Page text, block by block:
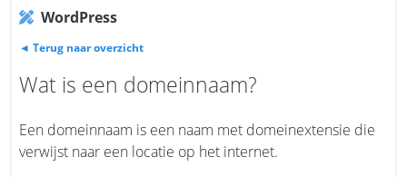
WordPress
◄ Terug naar overzicht
Wat is een domeinnaam?
Een domeinnaam is een naam met domeinextensie die
verwijst naar een locatie op het internet.